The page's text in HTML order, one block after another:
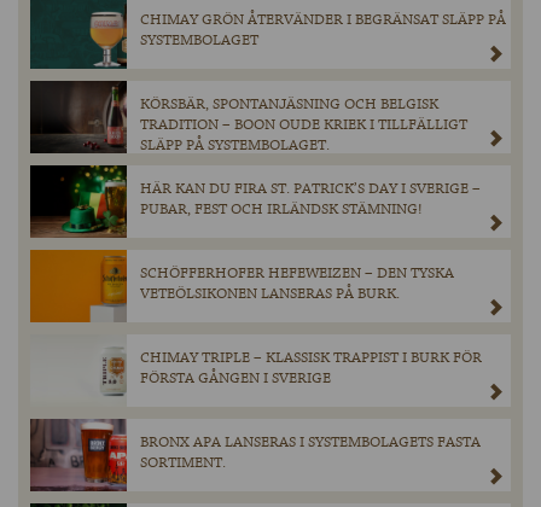
CHIMAY GRÖN ÅTERVÄNDER I BEGRÄNSAT SLÄPP PÅ
SYSTEMBOLAGET
KÖRSBÄR, SPONTANJÄSNING OCH BELGISK
TRADITION – BOON OUDE KRIEK I TILLFÄLLIGT
SLÄPP PÅ SYSTEMBOLAGET.
HÄR KAN DU FIRA ST. PATRICK’S DAY I SVERIGE –
PUBAR, FEST OCH IRLÄNDSK STÄMNING!
SCHÖFFERHOFER HEFEWEIZEN – DEN TYSKA
VETEÖLSIKONEN LANSERAS PÅ BURK.
CHIMAY TRIPLE – KLASSISK TRAPPIST I BURK FÖR
FÖRSTA GÅNGEN I SVERIGE
BRONX APA LANSERAS I SYSTEMBOLAGETS FASTA
SORTIMENT.